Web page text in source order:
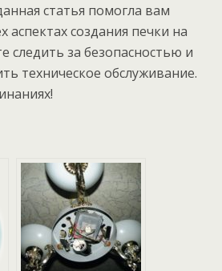
статья помогла вам
аспектах создания печки на
следить за безопасностью и
техническое обслуживание.